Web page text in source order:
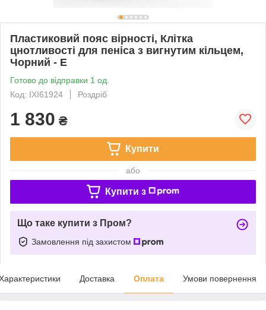
Пластиковий пояс вірності, Клітка
цнотливості для пеніса з вигнутим кільцем,
Чорний - E
Готово до відправки 1 од.
Код: IXI61924
Роздріб
1 830 ₴
Купити
або
Купити з
Що таке купити з Пром?
Замовлення під захистом
Доставка Оплата Умови повернення